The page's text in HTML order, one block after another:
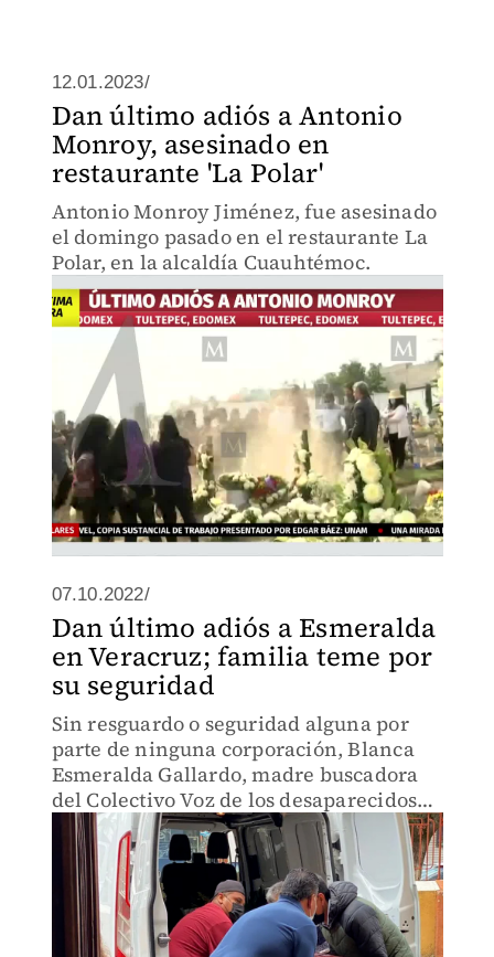
12.01.2023/
Dan último adiós a Antonio
Monroy, asesinado en
restaurante 'La Polar'
Antonio Monroy Jiménez, fue asesinado
el domingo pasado en el restaurante La
Polar, en la alcaldía Cuauhtémoc.
07.10.2022/
Dan último adiós a Esmeralda
en Veracruz; familia teme por
su seguridad
Sin resguardo o seguridad alguna por
parte de ninguna corporación, Blanca
Esmeralda Gallardo, madre buscadora
del Colectivo Voz de los desaparecidos
de Puebla, asesinada en aquella entidad,
fue sepultada en el panteón municipal
de Ciudad Mendoza, en